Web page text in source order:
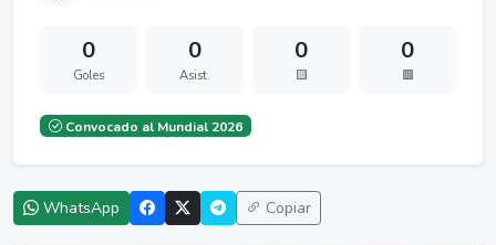
0
Goles
0
Asist.
0
🟨
0
🟥
Convocado al Mundial 2026
WhatsApp Copiar